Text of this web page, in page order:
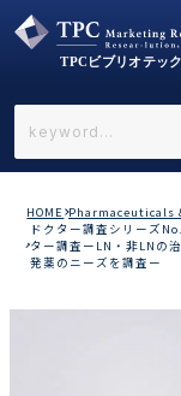
←戻る
HOME Pharmaceuticals
ドクター調査シリーズ
ター調査ーLN・非LNの
発薬のニーズを調査ー